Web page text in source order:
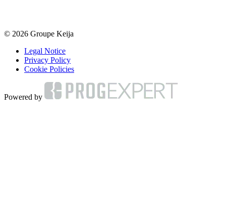
© 2026 Groupe Keija
Legal Notice
Privacy Policy
Cookie Policies
Powered by